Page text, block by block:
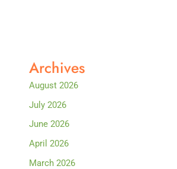
Archives
August 2026
July 2026
June 2026
April 2026
March 2026